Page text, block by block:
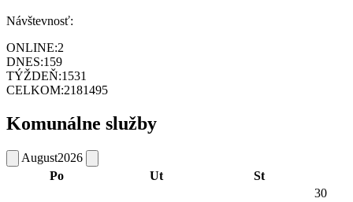
Návštevnosť:
ONLINE:2
DNES:159
TÝŽDEŇ:1531
CELKOM:2181495
Komunálne služby
August2026
Po
Ut St
30